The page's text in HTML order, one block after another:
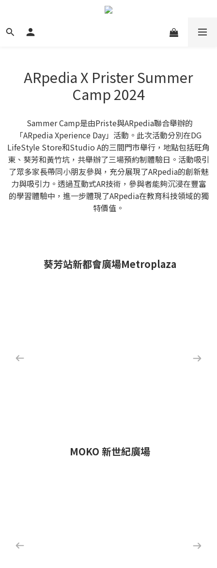
ARpedia X Prister Summer
Camp 2024
Sammer Camp是由Priste與ARpedia聯合舉辦的
「ARpedia Xperience Day」活動。此次活動分別在DG
LifeStyle Store和Studio A的三間門市舉行，地點包括旺角
東、葵芳和黃竹坑，共舉辦了三場預約制體驗日。活動吸引
了眾多家長帶同小朋友參與，充分展現了ARpedia的創新魅
力與吸引力。透過互動式AR技術，參與者能夠沉浸在豐富
的學習體驗中，進一步體現了ARpedia在教育科技領域的獨
特價值。
葵芳站新都會廣場Metroplaza
MOKO 新世紀廣場